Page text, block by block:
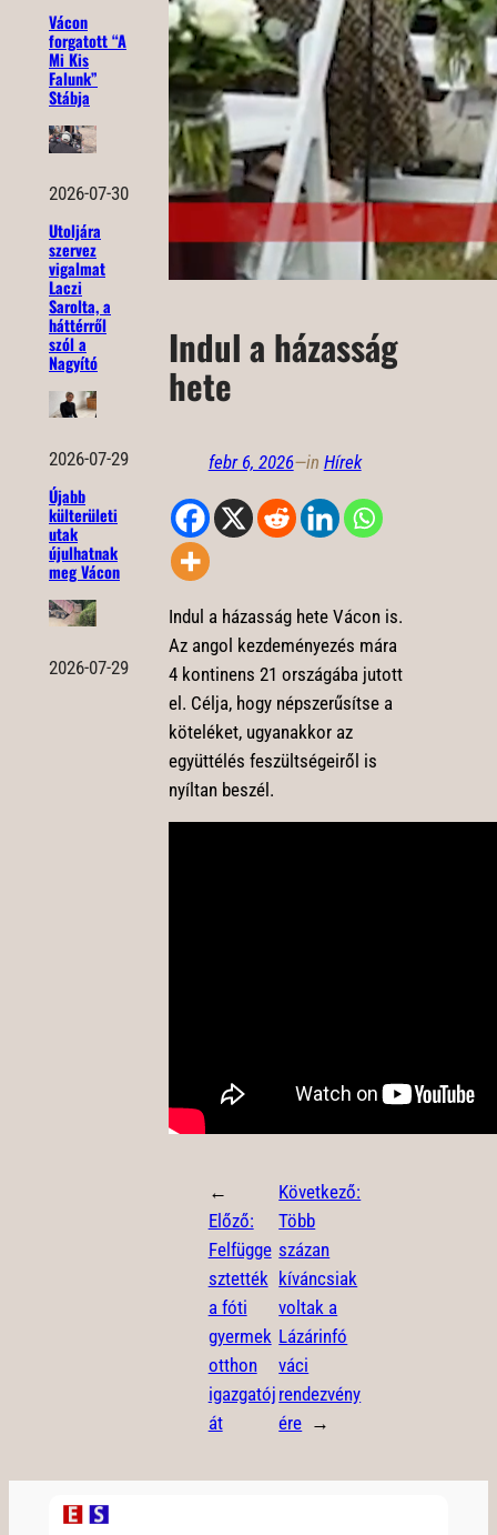
Vácon
forgatott “A
Mi Kis
Falunk”
Stábja
2026-07-30
Utoljára
szervez
vigalmat
Laczi
Sarolta, a
háttérről
szól a
Nagyító
2026-07-29
Újabb
külterületi
utak
újulhatnak
meg Vácon
2026-07-29
Indul a házasság
hete
febr 6, 2026—in Hírek
Indul a házasság hete Vácon is.
Az angol kezdeményezés mára
4 kontinens 21 országába jutott
el. Célja, hogy népszerűsítse a
köteléket, ugyanakkor az
együttélés feszültségeiről is
nyíltan beszél.
←
Előző:
Felfügge
sztették
a fóti
gyermek
otthon
igazgatój
át
Következő:
Több
százan
kíváncsiak
voltak a
Lázárinfó
váci
rendezvény
ére →